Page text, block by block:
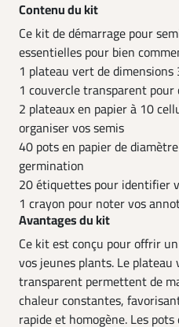
Contenu du kit
Ce kit de démarrage pour
essentielles pour bien
1 plateau vert de dimensions
1 couvercle transparent
2 plateaux en papier à 10
organiser vos semis
40 pots en papier de
germination
20 étiquettes pour identifier
1 crayon pour noter vos
Avantages du kit
Ce kit est conçu pour offrir
vos jeunes plants. Le
transparent permettent de
chaleur constantes,
rapide et homogène. Les